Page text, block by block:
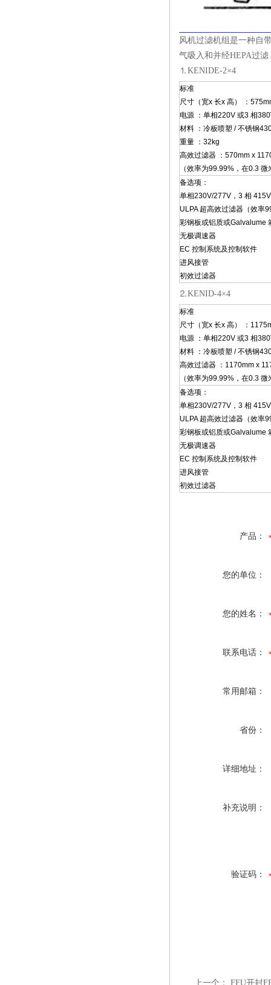
风机过滤机组是一种自
气吸入和并经HEPA过
⒈KENIDE-2×4
标准
尺寸（宽x 长x 高） ：
电源 ：单相220V 或3 相
材料 ：冷板喷塑 / 不锈钢
重量 ：32kg
高效过滤器 ：570mm x
（效率为99.99%，在0.3 微
备选项：
单相230V/277V，3 相
ULPA 超高效过滤器（效率
彩钢板或铝质或Galvalume
无极调速器
EC 控制系统及控制软件
进风接管
初效过滤器
⒉KENID-4×4
标准
尺寸（宽x 长x 高） ：
电源 ：单相220V 或3 相
材料 ：冷板喷塑 / 不锈钢
高效过滤器 ：1170mm x
（效率为99.99%，在0.3 微
备选项：
单相230V/277V，3 相
ULPA 超高效过滤器（效率
彩钢板或铝质或Galvalume
无极调速器
EC 控制系统及控制软件
进风接管
初效过滤器
产品：
您的单位：
您的姓名：
联系电话：
常用邮箱：
省份：
详细地址：
补充说明：
验证码：
上一个： FFU开封